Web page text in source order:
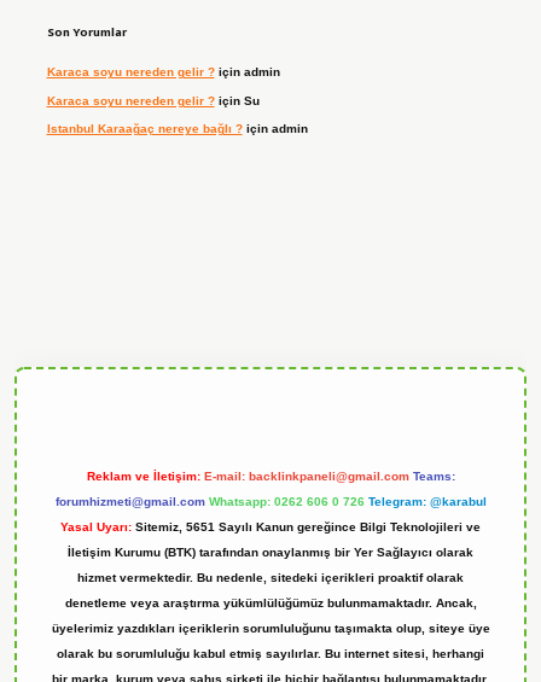
Son Yorumlar
Karaca soyu nereden gelir ?için admin
Karaca soyu nereden gelir ?için Su
Istanbul Karaağaç nereye bağlı ?için admin
Reklam ve İletişim: E-mail: backlinkpaneli@gmail.com Teams:
forumhizmeti@gmail.com Whatsapp: 0262 606 0 726 Telegram: @karabul
Yasal Uyarı: Sitemiz, 5651 Sayılı Kanun gereğince Bilgi Teknolojileri ve
İletişim Kurumu (BTK) tarafından onaylanmış bir Yer Sağlayıcı olarak
hizmet vermektedir. Bu nedenle, sitedeki içerikleri proaktif olarak
denetleme veya araştırma yükümlülüğümüz bulunmamaktadır. Ancak,
üyelerimiz yazdıkları içeriklerin sorumluluğunu taşımakta olup, siteye üye
olarak bu sorumluluğu kabul etmiş sayılırlar. Bu internet sitesi, herhangi
bir marka, kurum veya şahıs şirketi ile hiçbir bağlantısı bulunmamaktadır.